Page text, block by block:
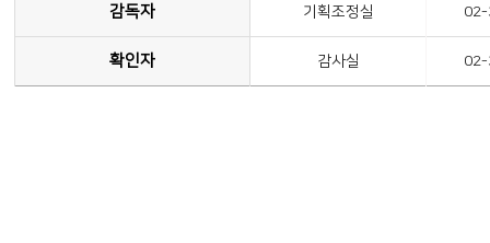
감독자 기획조정실
확인자 감사실